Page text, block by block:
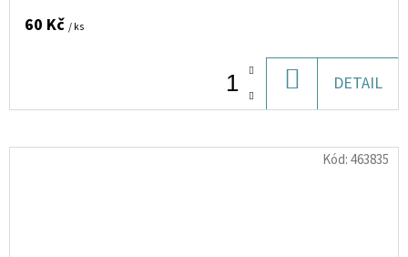
60 Kč / ks
KOŠÍKU
DETAIL
Kód:463835